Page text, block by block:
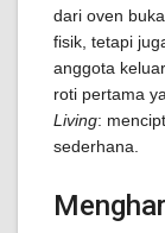
dari oven
fisik, tetapi
anggota
roti pertama
Living:
sederhana.